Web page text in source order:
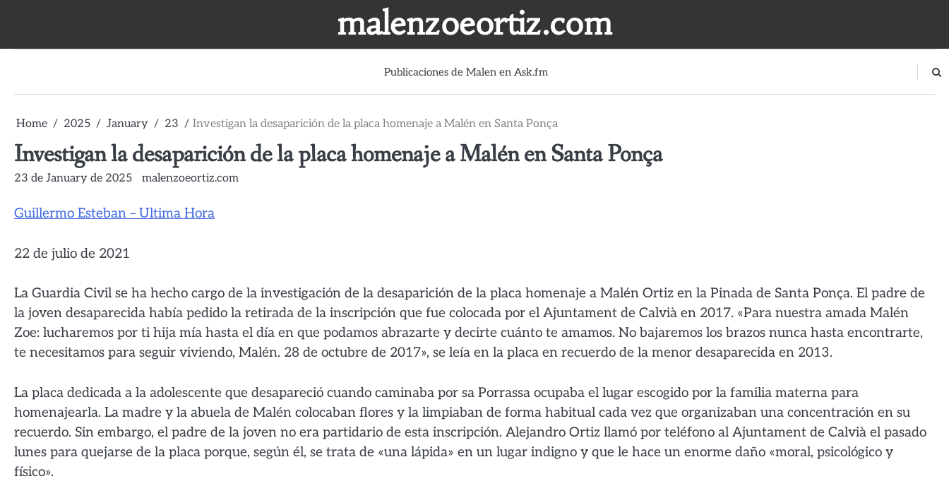
malenzoeortiz.com
de
en
Ask.fm
Publicaciones de Malen en Ask.fm
Home 2025 January 23 Investigan la desaparición de la placa homenaje a Malén en Santa Ponça
Investigan la desaparición de la placa homenaje a Malén en Santa Ponça
23 de January de 2025 malenzoeortiz.com
Guillermo Esteban – Ultima Hora
22 de julio de 2021
La Guardia Civil se ha hecho cargo de la investigación de la desaparición de la placa homenaje a Malén Ortiz en la Pinada de Santa Ponça. El padre de
la joven desaparecida había pedido la retirada de la inscripción que fue colocada por el Ajuntament de Calvià en 2017. «Para nuestra amada Malén
Zoe: lucharemos por ti hija mía hasta el día en que podamos abrazarte y decirte cuánto te amamos. No bajaremos los brazos nunca hasta encontrarte,
te necesitamos para seguir viviendo, Malén. 28 de octubre de 2017», se leía en la placa en recuerdo de la menor desaparecida en 2013.
La placa dedicada a la adolescente que desapareció cuando caminaba por sa Porrassa ocupaba el lugar escogido por la familia materna para
homenajearla. La madre y la abuela de Malén colocaban flores y la limpiaban de forma habitual cada vez que organizaban una concentración en su
recuerdo. Sin embargo, el padre de la joven no era partidario de esta inscripción. Alejandro Ortiz llamó por teléfono al Ajuntament de Calvià el pasado
lunes para quejarse de la placa porque, según él, se trata de «una lápida» en un lugar indigno y que le hace un enorme daño «moral, psicológico y
físico».